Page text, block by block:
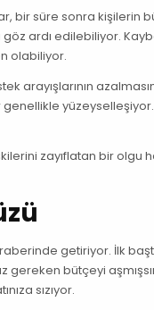
bir süre sonra kişilerin
göz ardı edilebiliyor.
olabiliyor.
arayışlarının
zayıflatan bir olgu
getiriyor. İlk
bütçeyi
sızıyor.